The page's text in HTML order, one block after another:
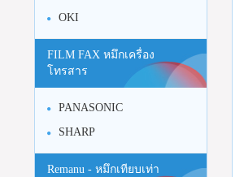
OKI
FILM FAX หมึกเครื่อง
โทรสาร
PANASONIC
SHARP
Remanu - หมึกเทียบเท่า